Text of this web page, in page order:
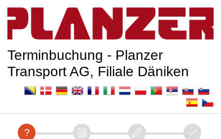
Terminbuchung - Planzer
Transport AG, Filiale Däniken